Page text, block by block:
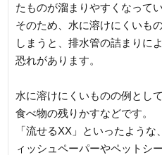
たものが溜まりやすくなってい
そのため、水に溶けにくいも
しまうと、排水管の詰まりに
恐れがあります。
水に溶けにくいものの例とし
食べ物の残りかすなどです。
「流せるXX」といったよう
ィッシュペーパーやペットシ